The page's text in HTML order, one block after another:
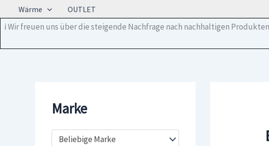
Wärme
OUTLET
ℹ️ Wir freuen uns über die steigende Nachfrage nach nachhaltigen
Marke
Beliebige Marke